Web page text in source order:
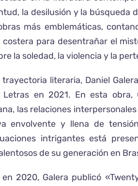
la desilusión y la búsqueda
más emblemáticas,
para desentrañar el
la soledad, la violencia y la
literaria, Daniel
Letras en 2021. En esta
las relaciones
envolvente y llena de
intrigantes está
de su generación en
en 2020, Galera publicó